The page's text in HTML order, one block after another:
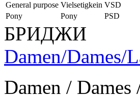
General purpose Vielsetigkein VSD
Pony
Pony PSD
БРИДЖИ
Damen/
Damen /